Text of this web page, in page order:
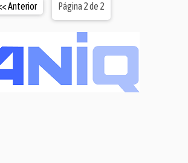
Anterior Página 2 de 2